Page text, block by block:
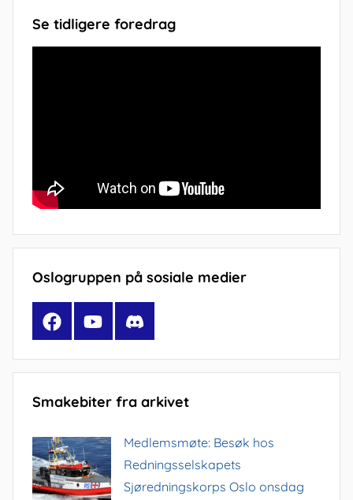
Se tidligere foredrag
Oslogruppen på sosiale medier
FacebookYouTubeDiscord
Smakebiter fra arkivet
Medlemsmøte: Besøk hos
Redningsselskapets
Sjøredningskorps Oslo onsdag